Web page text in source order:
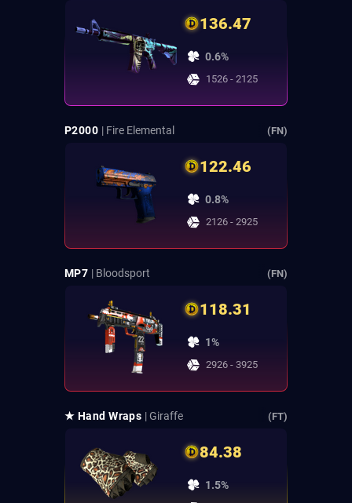
136.47
0.6%
1526 - 2125
P2000 | Fire Elemental (FN)
122.46
0.8%
2126 - 2925
MP7 | Bloodsport (FN)
118.31
1%
2926 - 3925
★ Hand Wraps | Giraffe (FT)
84.38
1.5%